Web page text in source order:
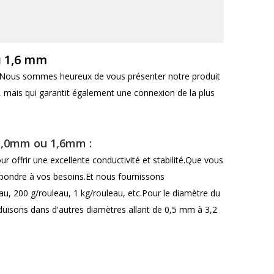
mm
sommes heureux de vous présenter notre produit
qui garantit également une connexion de la plus
ou 1,6mm :
offrir une excellente conductivité et stabilité.Que vous
à vos besoins.Et nous fournissons
200 g/rouleau, 1 kg/rouleau, etc.Pour le diamètre du
dans d'autres diamètres allant de 0,5 mm à 3,2